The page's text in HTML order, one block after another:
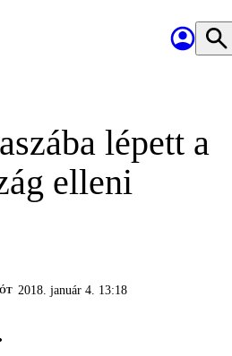
lépett a
elleni
2018. január 4. 13:18